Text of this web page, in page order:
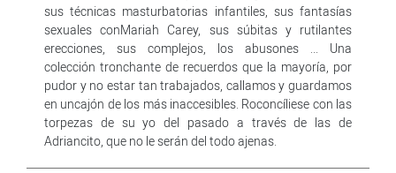
sus técnicas masturbatorias infantiles, sus fantasías
sexuales conMariah Carey, sus súbitas y rutilantes
erecciones, sus complejos, los abusones ... Una
colección tronchante de recuerdos que la mayoría, por
pudor y no estar tan trabajados, callamos y guardamos
en uncajón de los más inaccesibles. Roconcíliese con las
torpezas de su yo del pasado a través de las de
Adriancito, que no le serán del todo ajenas.